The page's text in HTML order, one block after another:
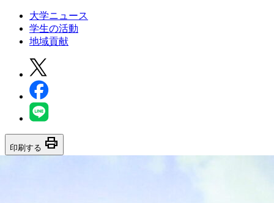
大学ニュース
学生の活動
地域貢献
印刷する print